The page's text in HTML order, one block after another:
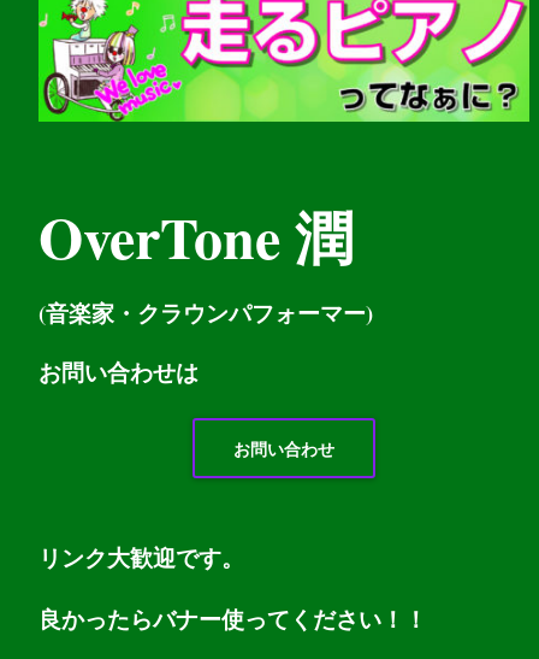
OverTone 潤
(音楽家・クラウンパフォーマー)
お問い合わせは
お問い合わせ
リンク大歓迎です。
良かったらバナー使ってください！！